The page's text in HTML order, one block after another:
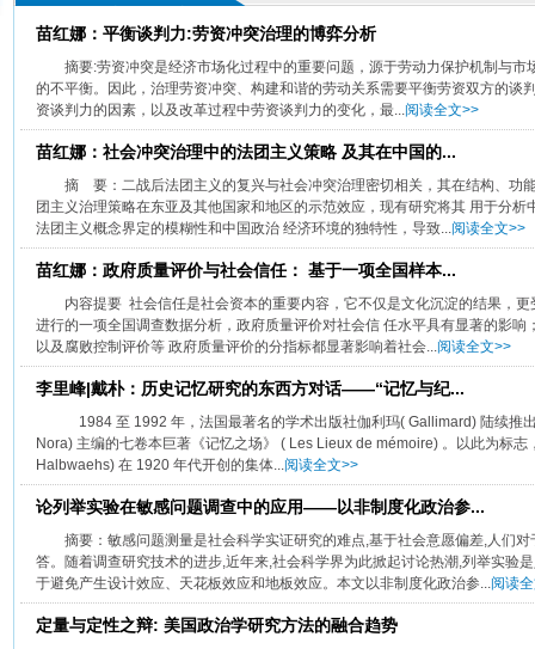
苗红娜：平衡谈判力:劳资冲突治理的博弈分析
摘要:劳资冲突是经济市场化过程中的重要问题，源于劳动力保护机制与
的不平衡。因此，治理劳资冲突、构建和谐的劳动关系需要平衡劳资双方的谈
资谈判力的因素，以及改革过程中劳资谈判力的变化，最...阅读全文>>
苗红娜：社会冲突治理中的法团主义策略 及其在中国的...
摘 要：二战后法团主义的复兴与社会冲突治理密切相关，其在结构、功
团主义治理策略在东亚及其他国家和地区的示范效应，现有研究将其 用于分
法团主义概念界定的模糊性和中国政治 经济环境的独特性，导致...阅读全文>>
苗红娜：政府质量评价与社会信任： 基于一项全国样本...
内容提要 社会信任是社会资本的重要内容，它不仅是文化沉淀的结果，
进行的一项全国调查数据分析，政府质量评价对社会信 任水平具有显著的影
以及腐败控制评价等 政府质量评价的分指标都显著影响着社会...阅读全文>>
李里峰|戴朴：历史记忆研究的东西方对话——“记忆与纪...
1984 至 1992 年，法国最著名的学术出版社伽利玛( Gallimard) 陆续推
Nora) 主编的七卷本巨著《记忆之场》 ( Les Lieux de mémoire) 。以此为标
Halbwaehs) 在 1920 年代开创的集体...阅读全文>>
论列举实验在敏感问题调查中的应用——以非制度化政治参...
摘要：敏感问题测量是社会科学实证研究的难点,基于社会意愿偏差,人们
答。随着调查研究技术的进步,近年来,社会科学界为此掀起讨论热潮,列举实验
于避免产生设计效应、天花板效应和地板效应。本文以非制度化政治参...阅读
定量与定性之辩: 美国政治学研究方法的融合趋势